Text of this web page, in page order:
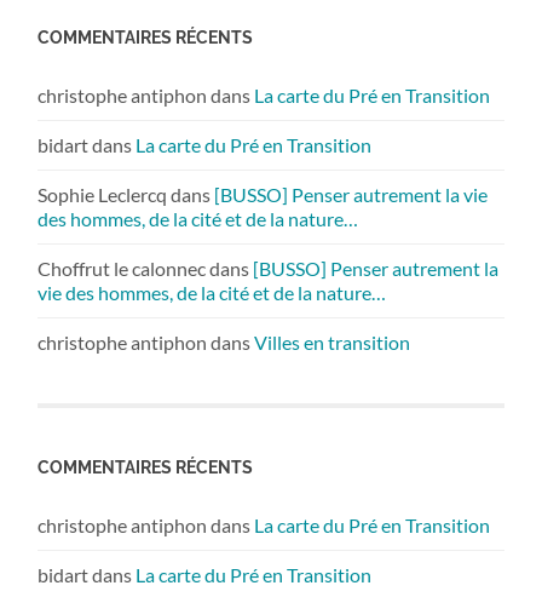
COMMENTAIRES RÉCENTS
christophe antiphon dans La carte du Pré en Transition
bidartdans La carte du Pré en Transition
Sophie Leclercq dans [BUSSO] Penser autrement la vie
des hommes, de la cité et de la nature…
Choffrut le calonnecdans [BUSSO] Penser autrement la
vie des hommes, de la cité et de la nature…
christophe antiphon dansVilles en transition
COMMENTAIRES RÉCENTS
christophe antiphon dans La carte du Pré en Transition
bidartdans La carte du Pré en Transition